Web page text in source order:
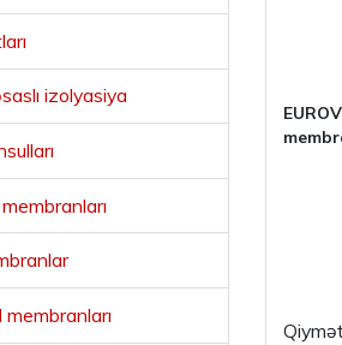
EUROVENT Wall Protect - Su və külək izolyasiya
izolyasiya